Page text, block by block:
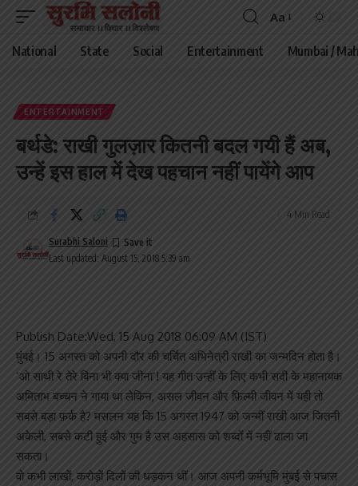
Font
Resizer
Aa
National State Social Entertainment Mumbai /
ENTERTAINMENT
बर्थडे: राखी गुलज़ार कितनी बदल गयी हैं अब,
उन्हें इस हाल में देख पहचान नहीं पायेंगे आप
Last updated: August 15, 2018 5:39 am
Surabhi Saloni
4 Min Read
Publish Date:Wed, 15 Aug 2018 06:09 AM (IST)
मुंबई। 15 अगस्त को अपनी दौर की चर्चित अभिनेत्री राखी का जन्मदिन होता है।
‘ओ साथी रे तेरे बिना भी क्या जीना’! यह गीत उन्हीं के लिए कभी सदी के महानायक
अमिताभ बच्चन ने गाया था लेकिन, असल जीवन और फ़िल्मी जीवन में यही तो
सबसे बड़ा फ़र्क है? मसलन यह कि 15 अगस्त 1947 को जन्मीं राखी आज जितनी
अकेली, सबसे कटी हुई और गुम है उस अहसास को शब्दों में नहीं ढाला जा
सकता।
वो कभी लाखों, करोड़ों दिलों की धड़कन थीं। आज अपनी कर्मभूमि मुंबई से पचास